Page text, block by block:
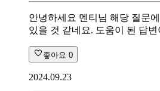
안녕하세요 멘티님 해당 질문
있을 것 같네요. 도움이 된 답
좋아요 0
2024.09.23